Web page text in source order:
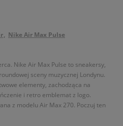
Nike Air Max Pulse
Nike Air Max Pulse to sneakersy,
sceny muzycznej Londynu.
elementy, zachodząca na
i retro emblemat z logo.
z modelu Air Max 270. Poczuj ten